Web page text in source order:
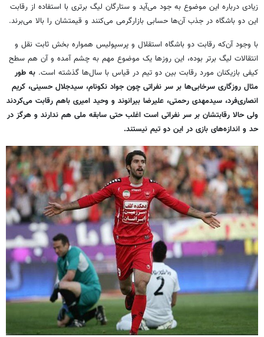
زیادی درباره این موضوع به جود می‌آید و ستارگان لیگ برتری با استفاده از رقابت
این دو باشگاه در جذب آن‌ها حسابی بازارگرمی می‌کنند و قیمتشان را بالا می‌برند.
با وجود آن‌که رقابت دو باشگاه استقلال و پرسپولیس همواره بخش ثابت نقل و
انتقالات لیگ برتر بوده، این روزها یک موضوع مهم به چشم آمده و آن هم سطح
کیفی بازیکنان مورد رقابت بین دو تیم در قیاس با سال‌ها گذشته است. به طور
مثال روزگاری سرخابی‌ها بر سر نفراتی چون جواد نکونام، سیدجلال حسینی، کریم
انصاری‌فرد، سیدمهدی رحمتی، علیرضا بیرانوند و وحید امیری باهم رقابت می‌کردند
ولی حالا رقابتشان بر سر نفراتی است اغلب حتی سابقه ملی هم ندارند و هرگز در
حد و اندازه‌های بازی در این دو تیم نیستند.